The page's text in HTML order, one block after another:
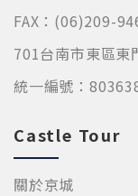
FAX： (06)209-
701台南市東區東
統一編號：
Castle Tour
關於京城